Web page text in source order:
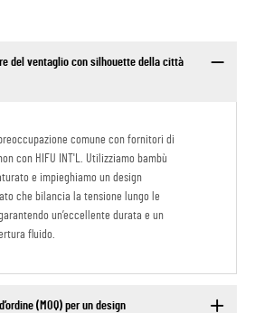
del ventaglio con silhouette della città
comune con fornitori di
con HIFU INT'L. Utilizziamo bambù
e impieghiamo un design
che bilancia la tensione lungo le
un’eccellente durata e un
fluido.
(MOQ) per un design